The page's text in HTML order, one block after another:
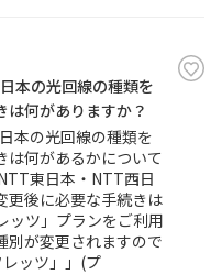
本の光回線の種類を
何がありますか？
本の光回線の種類を
は何があるかについて
東日本・NTT西日
更後に必要な手続きは
ッツ」プランをご利用
別が変更されますので
レッツ」」(プ